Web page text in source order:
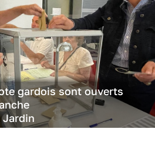
gardois sont ouverts
Jardin